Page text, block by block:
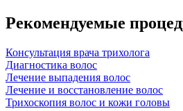
Рекомендуемые
Консультация врача трихолога
Диагностика волос
Лечение выпадения волос
Лечение и восстановление волос
Трихоскопия волос и кожи головы